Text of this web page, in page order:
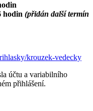
hodin (přidán další termín
krouzek-vedecky
účtu a variabilního
přihlášení.